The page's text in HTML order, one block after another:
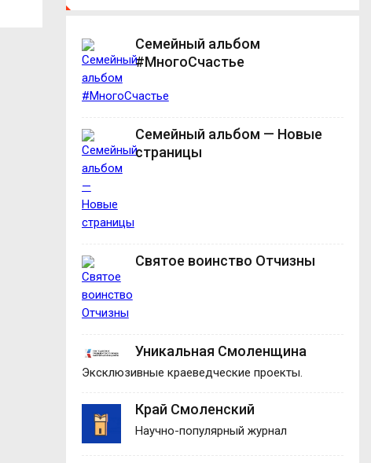
Семейный альбом
#МногоСчастье
Семейный альбом — Новые
страницы
Святое воинство Отчизны
Уникальная Смоленщина
Эксклюзивные краеведческие проекты.
Край Смоленский
Научно-популярный журнал